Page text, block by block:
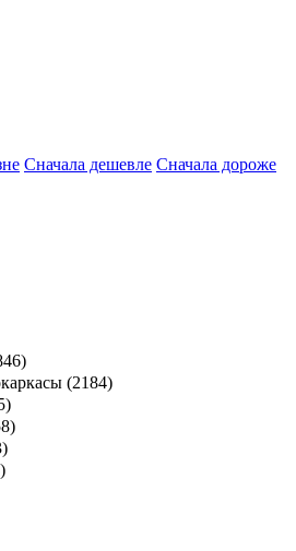
Сначала дешевле Сначала дороже
)
(2184)
)
)
)
)